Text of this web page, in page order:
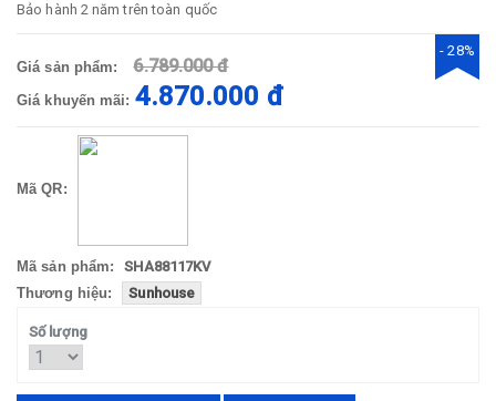
Bảo hành 2 năm trên toàn quốc
Giá sản phẩm: 6.789.000 đ
Giá khuyến mãi: 4.870.000 đ
- 28%
Mã QR:
Mã sản phẩm:
SHA88117KV
Thương hiệu:
Sunhouse
Số lượng